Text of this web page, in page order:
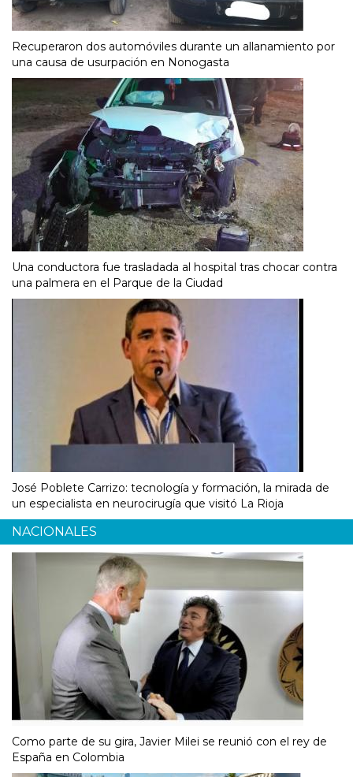
Recuperaron dos automóviles durante un allanamiento por
una causa de usurpación en Nonogasta
Una conductora fue trasladada al hospital tras chocar contra
una palmera en el Parque de la Ciudad
José Poblete Carrizo: tecnología y formación, la mirada de
un especialista en neurocirugía que visitó La Rioja
NACIONALES
Como parte de su gira, Javier Milei se reunió con el rey de
España en Colombia